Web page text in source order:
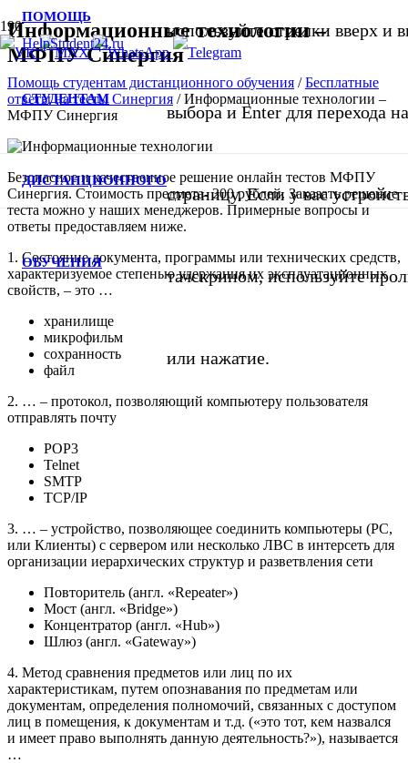
ПОМОЩЬ
СТУДЕНТАМ
ДИСТАНЦИОННОГО
ОБУЧЕНИЯ
используйте стрелки вверх и
выбора и Enter для перехода
страницу. Если у вас
тачскрином, используйте
или нажатие.
Информационные технологии –
МФПУ Синергия
Помощь студентам дистанционного обучения /Бесплатные
ответы на тесты Синергия /Информационные технологии –
МФПУ Синергия
Безопасное и качественное решение онлайн тестов МФПУ
Синергия. Стоимость предмета- 300 рублей. Заказать решение
теста можно у наших менеджеров. Примерные вопросы и
ответы предоставляем ниже.
1. Состояние документа, программы или технических средств,
характеризуемое степенью удержания их эксплуатационных
свойств, – это …
хранилище
микрофильм
сохранность
файл
2. … – протокол, позволяющий компьютеру пользователя
отправлять почту
POP3
Telnet
SMTP
TCP/IP
3. … – устройство, позволяющее соединить компьютеры (РС,
или Клиенты) с сервером или несколько ЛВС в интерсеть для
организации иерархических структур и разветвления сети
Повторитель (англ. «Repeater»)
Мост (англ. «Bridge»)
Концентратор (англ. «Hub»)
Шлюз (англ. «Gateway»)
4. Метод сравнения предметов или лиц по их
характеристикам, путем опознавания по предметам или
документам, определения полномочий, связанных с доступом
лиц в помещения, к документам и т.д. («это тот, кем назвался
и имеет право выполнять данную деятельность?»), называется
…